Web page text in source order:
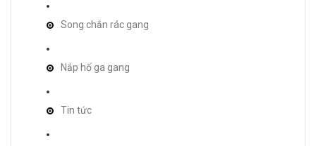
Song chắn rác gang
Nắp hố ga gang
Tin tức